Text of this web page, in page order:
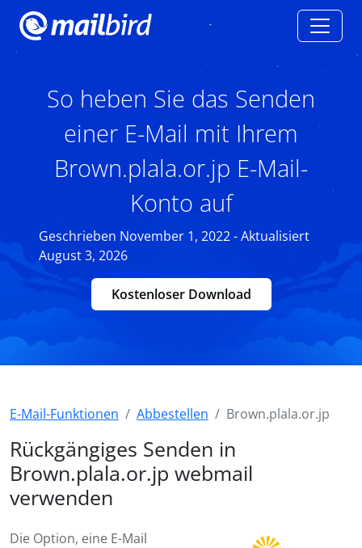
So heben Sie das Senden
einer E-Mail mit Ihrem
Brown.plala.or.jp E-Mail-
Konto auf
Geschrieben November 1, 2022 - Aktualisiert
August 3, 2026
Kostenloser Download
E-Mail-Funktionen Abbestellen Brown.plala.or.jp
Rückgängiges Senden in
Brown.plala.or.jp webmail
verwenden
Die Option, eine E-Mail